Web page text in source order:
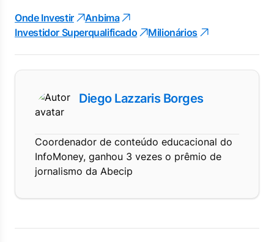
Onde Investir
Anbima
Investidor Superqualificado
Milionários
Diego Lazzaris Borges
Coordenador de conteúdo educacional do
InfoMoney, ganhou 3 vezes o prêmio de
jornalismo da Abecip